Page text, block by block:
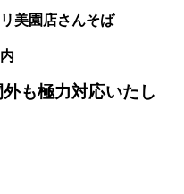
美園店さんそば
も極力対応いたし